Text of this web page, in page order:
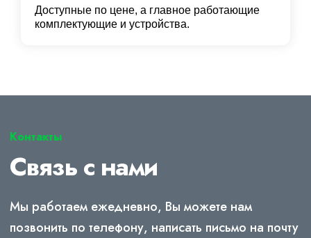
Доступные по цене, а главное работающие
комплектующие и устройства.
Контакты
Связь с нами
Мы работаем ежедневно, Вы можете нам
позвонить по телефону, написать письмо на почту